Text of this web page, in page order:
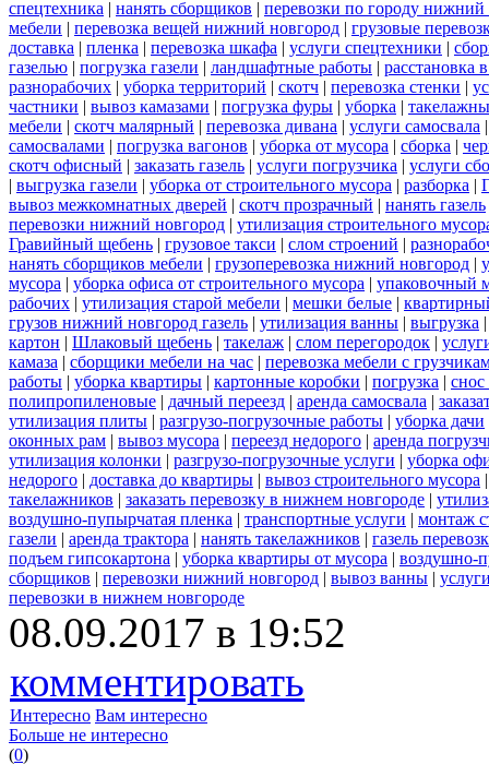
спецтехника | нанять сборщиков | перевозки по городу нижний
мебели | перевозка вещей нижний новгород | грузовые
доставка | пленка | перевозка шкафа | услуги спецтехники |
газелью | погрузка газели | ландшафтные работы | расстановка
разнорабочих | уборка территорий | скотч | перевозка стенки |
частники | вывоз камазами | погрузка фуры | уборка |
мебели | скотч малярный | перевозка дивана | услуги самосвала
самосвалами | погрузка вагонов | уборка от мусора | сборка |
скотч офисный | заказать газель | услуги погрузчика | услуги
| выгрузка газели | уборка от строительного мусора | разборка |
вывоз межкомнатных дверей | скотч прозрачный | нанять газель
перевозки нижний новгород | утилизация строительного
Гравийный щебень | грузовое такси | слом строений |
нанять сборщиков мебели | грузоперевозка нижний новгород |
мусора | уборка офиса от строительного мусора | упаковочный
рабочих | утилизация старой мебели | мешки белые |
грузов нижний новгород газель | утилизация ванны | выгрузка
картон | Шлаковый щебень | такелаж | слом перегородок |
камаза | сборщики мебели на час | перевозка мебели с
работы | уборка квартиры | картонные коробки | погрузка | снос
полипропиленовые | дачный переезд | аренда самосвала |
утилизация плиты | разгрузо-погрузочные работы | уборка дачи
оконных рам | вывоз мусора | переезд недорого | аренда
утилизация колонки | разгрузо-погрузочные услуги | уборка
недорого | доставка до квартиры | вывоз строительного мусора
такелажников | заказать перевозку в нижнем новгороде |
воздушно-пупырчатая пленка | транспортные услуги | монтаж
газели | аренда трактора | нанять такелажников | газель
подъем гипсокартона | уборка квартиры от мусора | воздушно-
сборщиков | перевозки нижний новгород | вывоз ванны |
перевозки в нижнем новгороде
08.09.2017 в 19:52
комментировать
Интересно Вам интересно
Больше не интересно
(0)